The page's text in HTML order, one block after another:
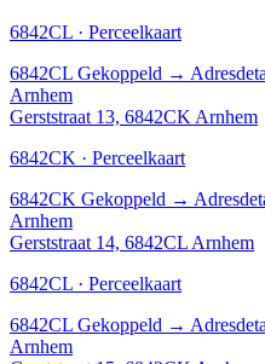
6842CL · Perceelkaart
6842CL Gekoppeld →
Arnhem
Gerststraat 13, 6842CK Arnhem
6842CK · Perceelkaart
6842CK Gekoppeld →
Arnhem
Gerststraat 14, 6842CL Arnhem
6842CL · Perceelkaart
6842CL Gekoppeld →
Arnhem